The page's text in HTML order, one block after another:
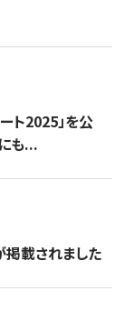
ト2025」を公
も...
載されました